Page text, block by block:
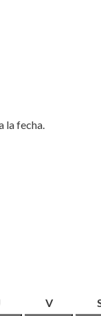
la fecha.
jueves Vviernes